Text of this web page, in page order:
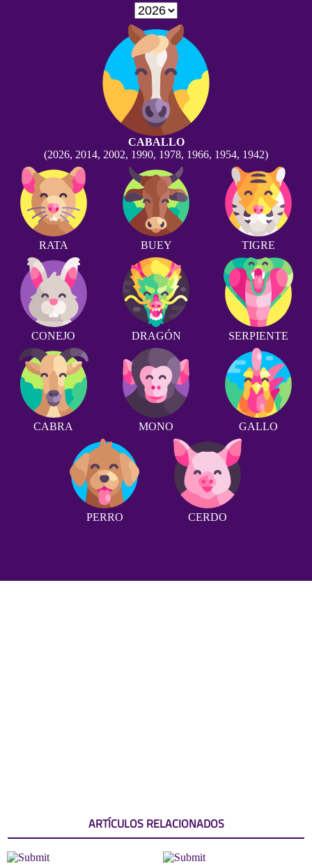
CABALLO
(2026, 2014, 2002, 1990, 1978, 1966, 1954, 1942)
RATA BUEY TIGRE
CONEJO DRAGÓN SERPIENTE
CABRA MONO GALLO
PERRO CERDO
ARTÍCULOS RELACIONADOS